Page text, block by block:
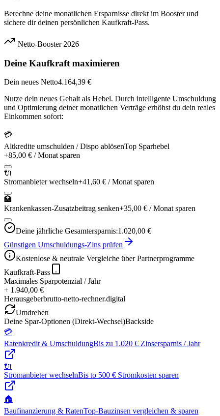
Berechne deine monatlichen Ersparnisse direkt im Booster und
sichere dir deinen persönlichen Kaufkraft-Pass.
Netto-Booster 2026
Deine Kaufkraft maximieren
Dein neues Netto4.164,39 €
Nutze dein neues Gehalt als Hebel. Durch intelligente Umschuldung
und Optimierung deiner monatlichen Verträge erhöhst du dein reales
Einkommen sofort:
💳
Altkredite umschulden / Dispo ablösenTop Sparhebel
+85,00 € / Monat sparen
🔌
Stromanbieter wechseln+41,60 € / Monat sparen
🏥
Krankenkassen-Zusatzbeitrag senken+35,00 € / Monat sparen
Deine jährliche Gesamtersparnis:1.020,00 €
Günstigen Umschuldungs-Zins prüfen
Kostenlose & neutrale Vergleiche über Partnerprogramme
Kaufkraft-Pass
Maximales Sparpotenzial / Jahr
+ 1.940,00 €
Herausgeberbrutto-netto-rechner.digital
Umdrehen
Deine Spar-Optionen (Direkt-Wechsel)Backside
💳
Ratenkredit & UmschuldungBis zu 1.020 € Zinsersparnis / Jahr
🔌
Stromanbieter wechselnBis to 500 € Stromkosten sparen
🏠
Baufinanzierung & RatenTop-Bauzinsen vergleichen & sparen